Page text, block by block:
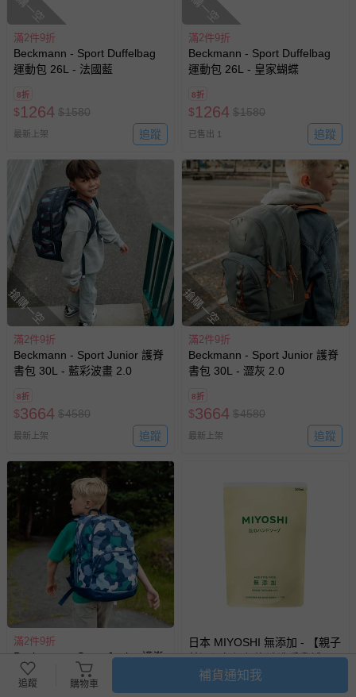
滿2件9折
Beckmann - Sport Duffelbag
運動包 26L - 法國藍
8折
$1264 $1580
最新上架 追蹤
滿2件9折
Beckmann - Sport Duffelbag
運動包 26L - 皇家蝴蝶
8折
$1264 $1580
已售出 1 追蹤
搶購一空
滿2件9折
Beckmann - Sport Junior 護脊
書包 30L - 藍彩波畫 2.0
8折
$3664 $4580
最新上架 追蹤
搶購一空
滿2件9折
Beckmann - Sport Junior 護脊
書包 30L - 澀灰 2.0
8折
$3664 $4580
最新上架 追蹤
滿2件9折
Beckmann - Sport Junior 護脊
書包 30L - 超迷彩
日本 MIYOSHI 無添加 - 【親子
首選】無添加泡沫洗手乳補充
包-300ml
追蹤 購物車
補貨通知我